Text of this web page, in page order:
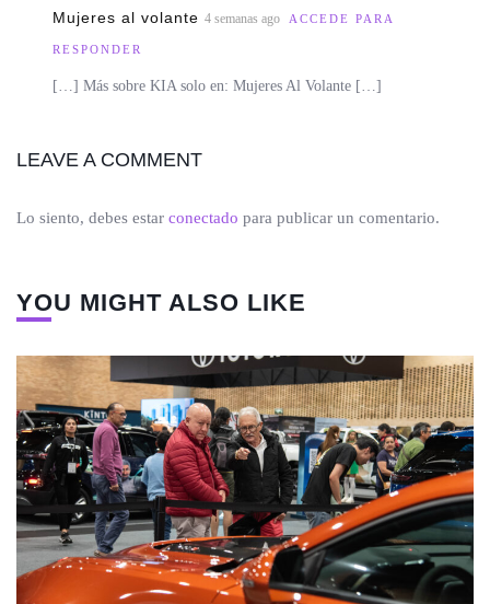
Mujeres al volante 4 semanas ago ACCEDE PARA
RESPONDER
[…] Más sobre KIA solo en: Mujeres Al Volante […]
LEAVE A COMMENT
Lo siento, debes estar conectado para publicar un comentario.
YOU MIGHT ALSO LIKE